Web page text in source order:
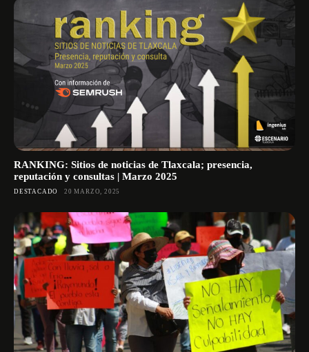
RANKING: Sitios de noticias de Tlaxcala; presencia,
reputación y consultas | Marzo 2025
DESTACADO 20 MARZO, 2025